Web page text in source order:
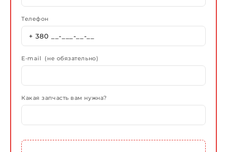
Телефон
E-mail (не обязательно)
Какая запчасть вам нужна?